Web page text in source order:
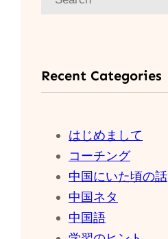
Recent Categories
はじめまして
コーチング
中国にいた頃の話
中国ネタ
中国語